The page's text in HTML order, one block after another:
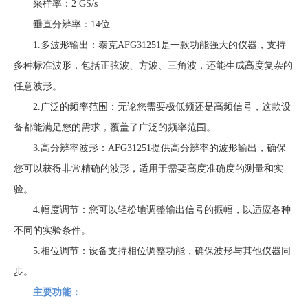
采样率：2 GS/s
垂直分辨率：14位
1.多波形输出：泰克AFG31251是一款功能强大的仪器，支持
多种标准波形，包括正弦波、方波、三角波，还能生成高度复杂的
任意波形。
2.广泛的频率范围：无论您需要极低频还是高频信号，这款设
备都能满足您的需求，覆盖了广泛的频率范围。
3.高分辨率波形：AFG31251提供高分辨率的波形输出，确保
您可以获得非常精确的波形，适用于需要高度准确度的测量和实
验。
4.幅度调节：您可以轻松地调整输出信号的振幅，以适应各种
不同的实验条件。
5.相位调节：设备支持相位调整功能，确保波形与其他仪器同
步。
主要功能：